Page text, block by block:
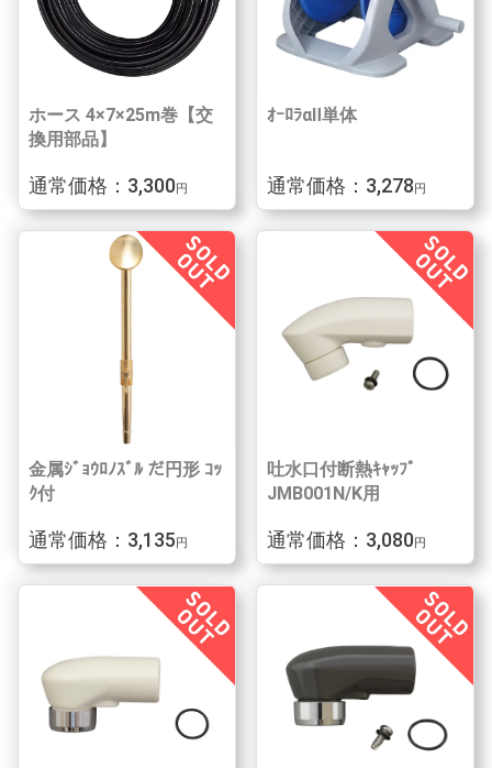
ホース 4×7×25m巻【交
換用部品】
通常価格：3,300円
ｵｰﾛﾗαⅡ単体
通常価格：3,278円
金属ｼﾞｮｳﾛﾉｽﾞﾙ だ円形 ｺｯ
ｸ付
通常価格：3,135 円
吐水口付断熱ｷｬｯﾌﾟ
JMB001N/K用
通常価格：3,080円